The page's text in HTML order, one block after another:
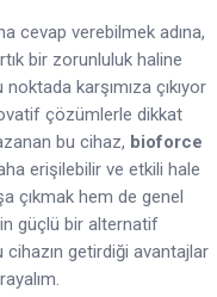
cevap verebilmek adına,
bir zorunluluk haline
karşımıza çıkıyor
çözümlerle dikkat
bu cihaz, bioforce
erişilebilir ve etkili hale
çıkmak hem de genel
güçlü bir alternatif
getirdiği avantajlar